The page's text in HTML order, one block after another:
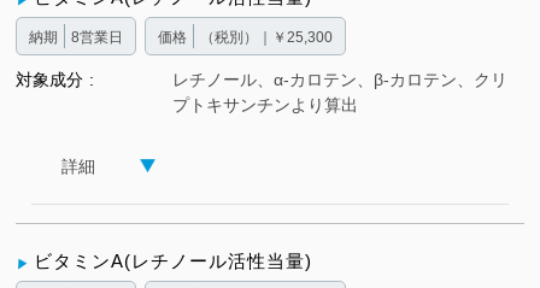
納期 8営業日 価格 （税別）｜￥25,300
対象成分
レチノール、α-カロテン、β-カロテン、クリ
プトキサンチンより算出
詳細
ビタミンA(レチノール活性当量)